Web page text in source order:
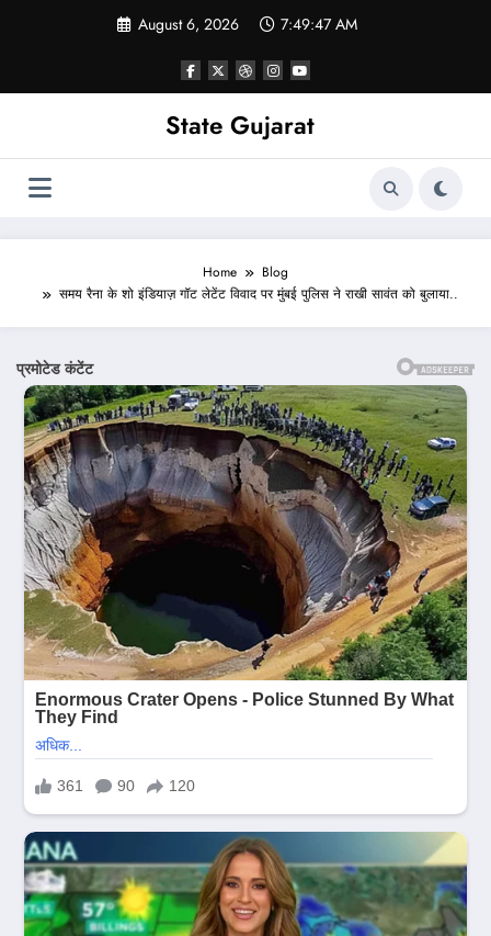
August 6, 2026 7:49:49 AM
State Gujarat
Home
Blog
समय रैना के शो इंडियाज़ गॉट लेटेंट विवाद पर मुंबई पुलिस ने राखी सावंत को बुलाया..